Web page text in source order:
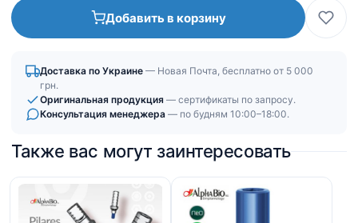
Добавить в корзину
Доставка по Украине — Новая Почта, бесплатно от 5 000
грн.
Оригинальная продукция — сертификаты по запросу.
Консультация менеджера — по будням 10:00–18:00.
Также вас могут заинтересовать